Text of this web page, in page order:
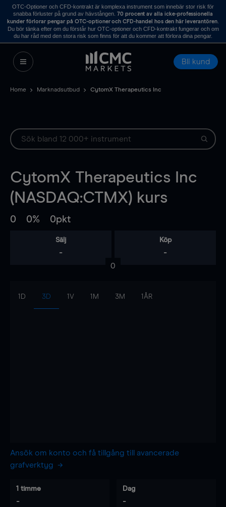
OTC-Optioner och CFD-kontrakt är komplexa instrument som innebär stor risk för
snabba förluster på grund av hävstången. 70 procent av alla icke-professionella
kunder förlorar pengar på OTC-optioner och CFD-handel hos den här leverantören.
Du bör tänka efter om du förstår hur OTC-optioner och CFD-kontrakt fungerar och om
du har råd med den stora risk som finns för att du kommer att förlora dina pengar.
Bli kund
Home Marknadsutbud CytomX Therapeutics Inc
CytomX Therapeutics Inc
(NASDAQ:CTMX) kurs
0 0% 0pkt
Sälj
-
Köp
-
0
1D 3D 1V 1M 3M 1ÅR
Ansök om konto och få tillgång till avancerade
grafverktyg
1 timme
-
Dag
-